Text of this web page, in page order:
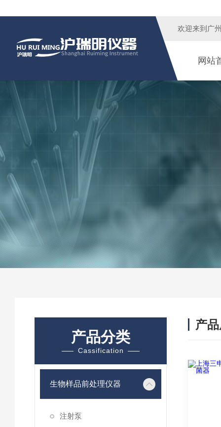
欢迎来到广
网站
产品分类
Cassification
生物样品前处理仪器
注射泵
产